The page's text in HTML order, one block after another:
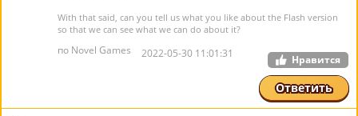
With that said, can you tell us what you like about the Flash version
so that we can see what we can do about it?
по Novel Games 2022-05-30 11:01:31 Нравится
Ответить